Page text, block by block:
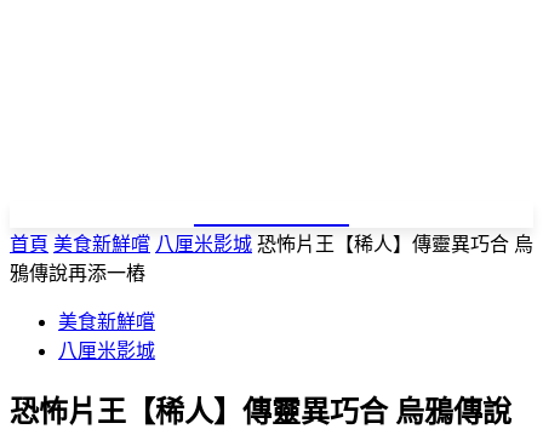
首頁 美食新鮮嚐 八厘米影城 恐怖片王【稀人】傳靈異巧合 烏
鴉傳說再添一樁
美食新鮮嚐
八厘米影城
恐怖片王【稀人】傳靈異巧合 烏鴉傳說